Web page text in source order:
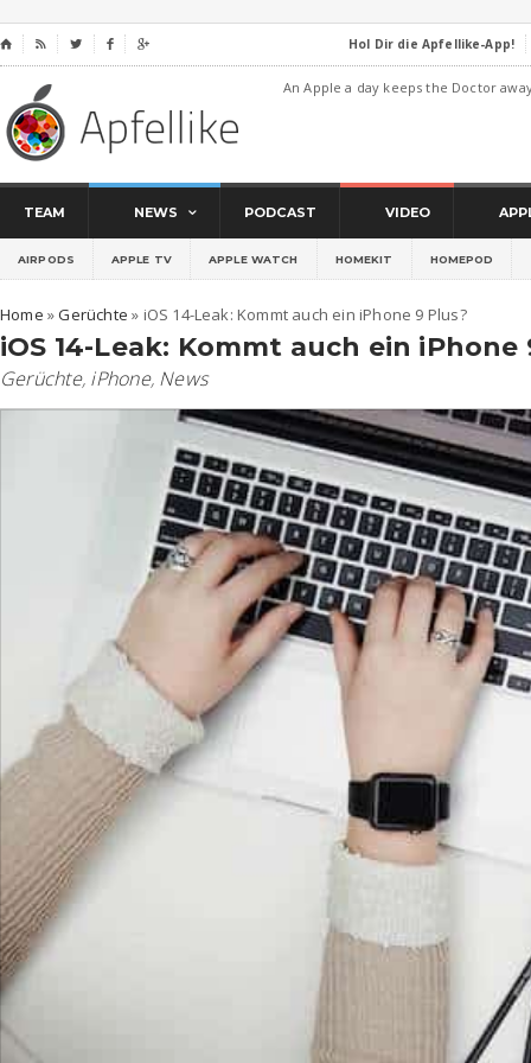
⌂     Hol Dir die Apfellike-App!
An Apple a day keeps the Doctor
TEAM NEWS PODCAST VIDEO
AIRPODS APPLE TV APPLE WATCH HOMEKIT HOMEPOD
Home »Gerüchte » iOS 14-Leak: Kommt auch ein iPhone 9 Plus?
iOS 14-Leak: Kommt auch ein iPhone
Gerüchte, iPhone, News